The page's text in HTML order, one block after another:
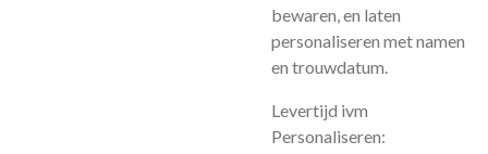
bewaren, en laten
personaliseren met namen
en trouwdatum.
Levertijd ivm
Personaliseren: